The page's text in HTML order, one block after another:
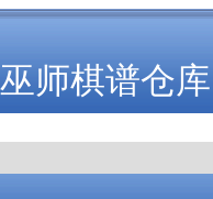
师棋谱仓库